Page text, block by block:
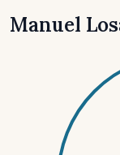
Manuel